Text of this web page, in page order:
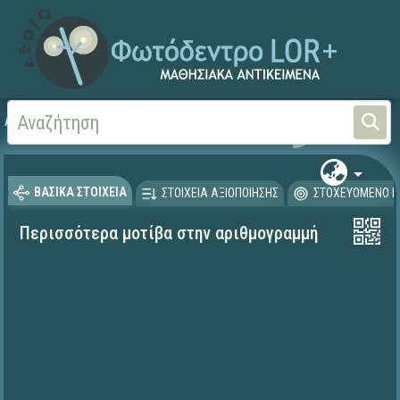
Αρχική
ΒΑΣΙΚΑ ΣΤΟΙΧΕΙΑ ΣΤΟΙΧΕΙΑ ΑΞΙΟΠΟΙΗΣΗΣ ΣΤΟΧΕΥΟΜΕΝΟ
Περισσότερα μοτίβα στην αριθμογραμμή